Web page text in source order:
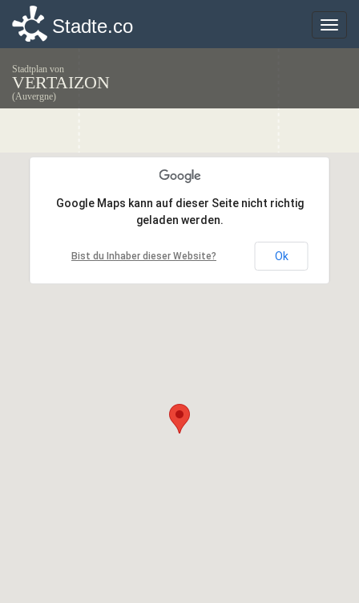
Toggle
Stadte.co
Stadtplan von
VERTAIZON
(Auvergne)
Google Maps kann auf dieser Seite nicht richtig
geladen werden.
Bist du Inhaber dieser Website? Ok
Google Maps kann auf dieser Seite nicht richtig
geladen werden.
Bist du Inhaber dieser Website? Ok
Toggle
Stadte.co